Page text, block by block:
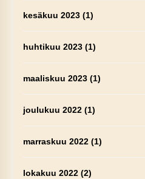
kesäkuu 2023(1)
huhtikuu 2023(1)
maaliskuu 2023(1)
joulukuu 2022(1)
marraskuu 2022(1)
lokakuu 2022(2)